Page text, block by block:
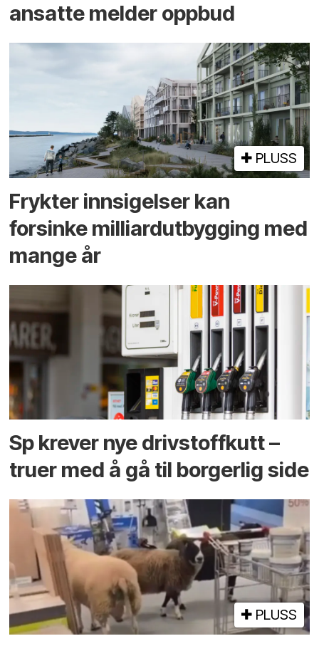
ansatte melder oppbud
PLUSS
Frykter innsigelser kan
forsinke milliard­utbygging med
mange år
Sp krever nye drivstoffkutt –
truer med å gå til borgerlig side
PLUSS